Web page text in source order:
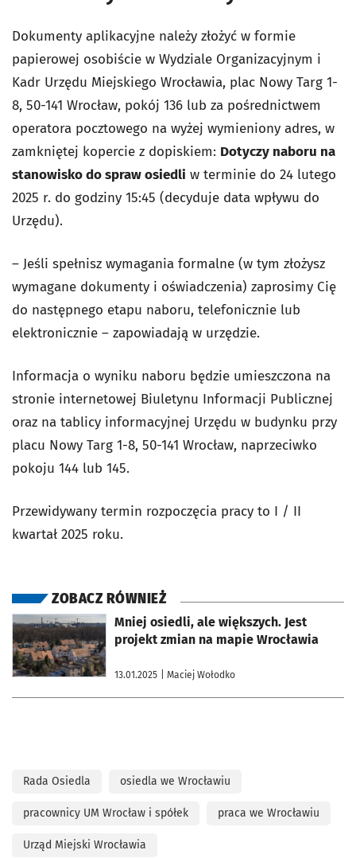
Dokumenty aplikacyjne należy złożyć w formie
papierowej osobiście w Wydziale Organizacyjnym i
Kadr Urzędu Miejskiego Wrocławia, plac Nowy Targ 1-
8, 50-141 Wrocław, pokój 136 lub za pośrednictwem
operatora pocztowego na wyżej wymieniony adres, w
zamkniętej kopercie z dopiskiem: Dotyczy naboru na
stanowisko do spraw osiedli w terminie do 24 lutego
2025 r. do godziny 15:45 (decyduje data wpływu do
Urzędu).
– Jeśli spełnisz wymagania formalne (w tym złożysz
wymagane dokumenty i oświadczenia) zaprosimy Cię
do następnego etapu naboru, telefonicznie lub
elektronicznie – zapowiadają w urzędzie.
Informacja o wyniku naboru będzie umieszczona na
stronie internetowej Biuletynu Informacji Publicznej
oraz na tablicy informacyjnej Urzędu w budynku przy
placu Nowy Targ 1-8, 50-141 Wrocław, naprzeciwko
pokoju 144 lub 145.
Przewidywany termin rozpoczęcia pracy to I / II
kwartał 2025 roku.
ZOBACZ RÓWNIEŻ
Mniej osiedli, ale większych. Jest
projekt zmian na mapie Wrocławia
13.01.2025 | Maciej Wołodko
otworzy się w nowej karcie
Rada Osiedla osiedla we Wrocławiu
pracownicy UM Wrocław i spółek praca we Wrocławiu
Urząd Miejski Wrocławia